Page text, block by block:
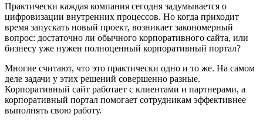
Практически каждая компания сегодня задумывается о
цифровизации внутренних процессов. Но когда приходит
время запускать новый проект, возникает закономерный
вопрос: достаточно ли обычного корпоративного сайта, или
бизнесу уже нужен полноценный корпоративный портал?
Многие считают, что это практически одно и то же. На самом
деле задачи у этих решений совершенно разные.
Корпоративный сайт работает с клиентами и партнерами, а
корпоративный портал помогает сотрудникам эффективнее
выполнять свою работу.